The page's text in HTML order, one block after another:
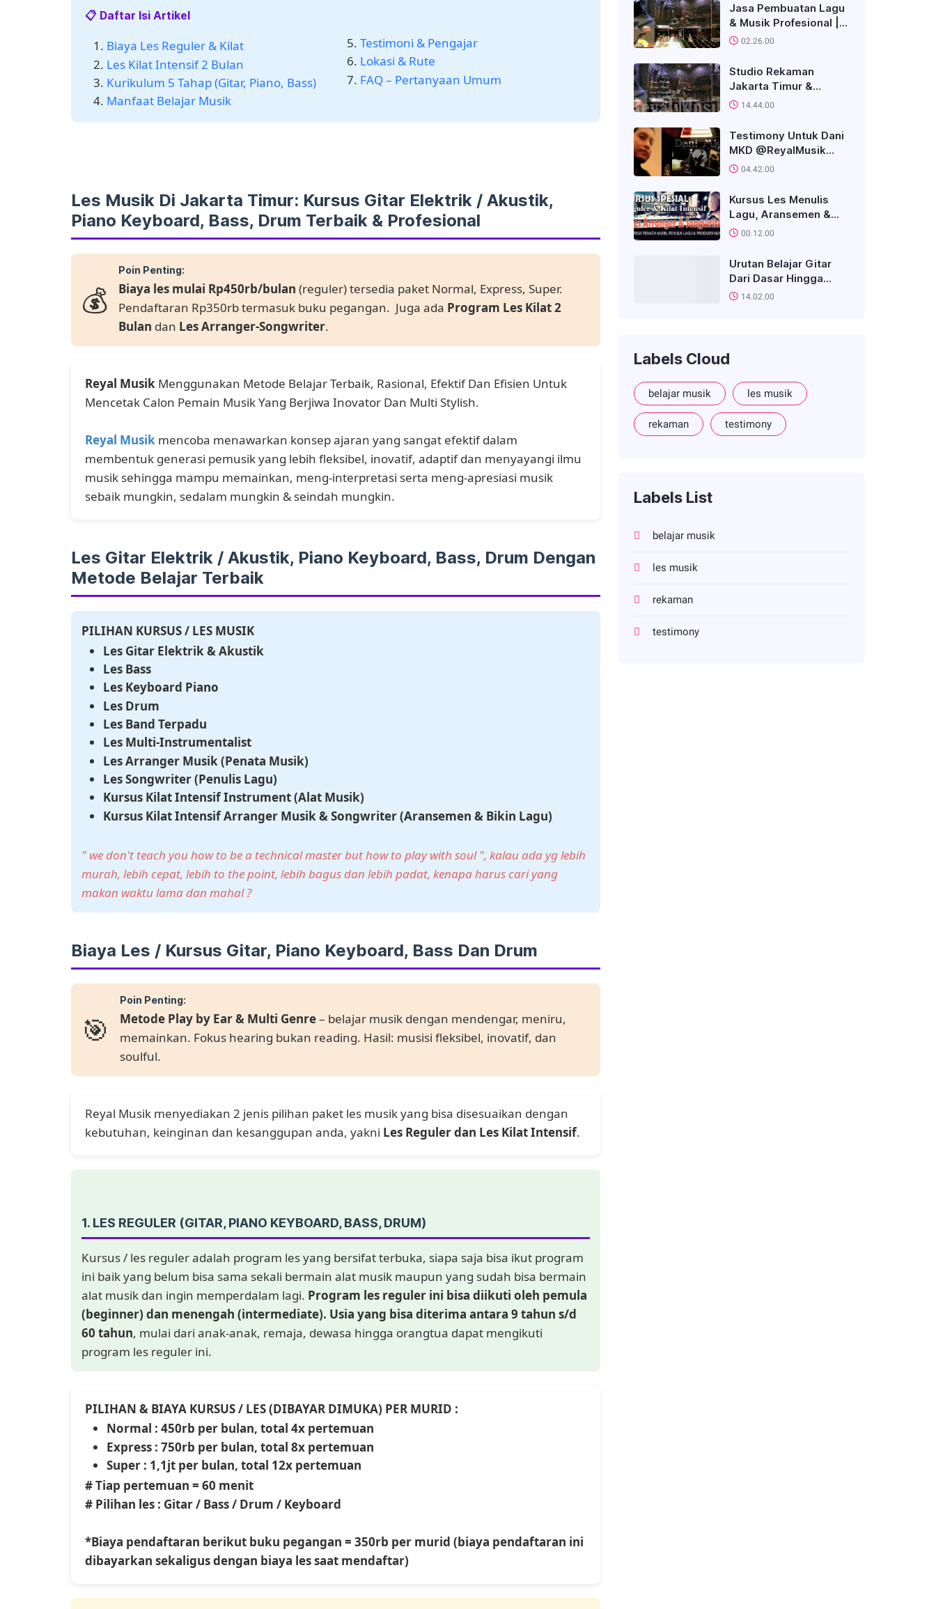
📋 Daftar Isi Artikel
Biaya Les Reguler & Kilat
Les Kilat Intensif 2 Bulan
Kurikulum 5 Tahap (Gitar, Piano, Bass)
Manfaat Belajar Musik
Testimoni & Pengajar
Lokasi & Rute
FAQ – Pertanyaan Umum
Les Musik Di Jakarta Timur: Kursus Gitar Elektrik / Akustik,
Piano Keyboard, Bass, Drum Terbaik & Profesional
💰
Poin Penting:
Biaya les mulai Rp450rb/bulan (reguler) tersedia paket Normal, Express, Super.
Pendaftaran Rp350rb termasuk buku pegangan. Juga ada Program Les Kilat 2
Bulan dan Les Arranger-Songwriter.
Reyal Musik Menggunakan Metode Belajar Terbaik, Rasional, Efektif Dan Efisien Untuk
Mencetak Calon Pemain Musik Yang Berjiwa Inovator Dan Multi Stylish.
Reyal Musik mencoba menawarkan konsep ajaran yang sangat efektif dalam
membentuk generasi pemusik yang lebih fleksibel, inovatif, adaptif dan menyayangi ilmu
musik sehingga mampu memainkan, meng-interpretasi serta meng-apresiasi musik
sebaik mungkin, sedalam mungkin & seindah mungkin.
Les Gitar Elektrik / Akustik, Piano Keyboard, Bass, Drum Dengan
Metode Belajar Terbaik
PILIHAN KURSUS / LES MUSIK
Les Gitar Elektrik & Akustik
Les Bass
Les Keyboard Piano
Les Drum
Les Band Terpadu
Les Multi-Instrumentalist
Les Arranger Musik (Penata Musik)
Les Songwriter (Penulis Lagu)
Kursus Kilat Intensif Instrument (Alat Musik)
Kursus Kilat Intensif Arranger Musik & Songwriter (Aransemen & Bikin Lagu)
" we don't teach you how to be a technical master but how to play with soul ", kalau ada yg lebih
murah, lebih cepat, lebih to the point, lebih bagus dan lebih padat, kenapa harus cari yang
makan waktu lama dan mahal ?
Biaya Les / Kursus Gitar, Piano Keyboard, Bass Dan Drum
🎯
Poin Penting:
Metode Play by Ear & Multi Genre– belajar musik dengan mendengar, meniru,
memainkan. Fokus hearing bukan reading. Hasil: musisi fleksibel, inovatif, dan
soulful.
Reyal Musik menyediakan 2 jenis pilihan paket les musik yang bisa disesuaikan dengan
kebutuhan, keinginan dan kesanggupan anda, yakni Les Reguler dan Les Kilat Intensif.
1. LES REGULER (GITAR, PIANO KEYBOARD, BASS, DRUM)
Kursus / les reguler adalah program les yang bersifat terbuka, siapa saja bisa ikut program
ini baik yang belum bisa sama sekali bermain alat musik maupun yang sudah bisa bermain
alat musik dan ingin memperdalam lagi. Program les reguler ini bisa diikuti oleh pemula
(beginner) dan menengah (intermediate). Usia yang bisa diterima antara 9 tahun s/d
60 tahun, mulai dari anak-anak, remaja, dewasa hingga orangtua dapat mengikuti
program les reguler ini.
PILIHAN & BIAYA KURSUS / LES (DIBAYAR DIMUKA) PER MURID :
Normal : 450rb per bulan, total 4x pertemuan
Express : 750rb per bulan, total 8x pertemuan
Super : 1,1jt per bulan, total 12x pertemuan
# Tiap pertemuan = 60 menit
# Pilihan les : Gitar / Bass / Drum / Keyboard
*Biaya pendaftaran berikut buku pegangan = 350rb per murid (biaya pendaftaran ini
dibayarkan sekaligus dengan biaya les saat mendaftar)
Jasa Pembuatan Lagu
& Musik Profesional |
Biaya Terjangkau
02.26.00
Studio Rekaman
Jakarta Timur &
Kursus Musik PRO,
14.44.00
Testimony Untuk Dani
MKD @ReyalMusik
Dari Klien Rekaman,
Pemerhati, dll....
04.42.00
Kursus Les Menulis
Lagu, Aransemen &
Produksi Musik
Produser) Terbaik Di
Jakarta
00.12.00
Urutan Belajar Gitar
Dari Dasar Hingga
Mahir: Panduan
14.02.00
Labels Cloud
belajar musik les musik
rekaman testimony
Labels List
belajar musik
les musik
rekaman
testimony